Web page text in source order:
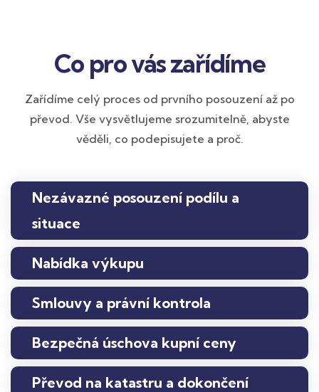
Co pro vás zařídíme
Zařídíme celý proces od prvního posouzení až po
převod. Vše vysvětlujeme srozumitelně, abyste
věděli, co podepisujete a proč.
Nezávazné posouzení podílu a
situace
Nabídka výkupu
Smlouvy a právní kontrola
Bezpečná úschova kupní ceny
Převod na katastru a dokončení